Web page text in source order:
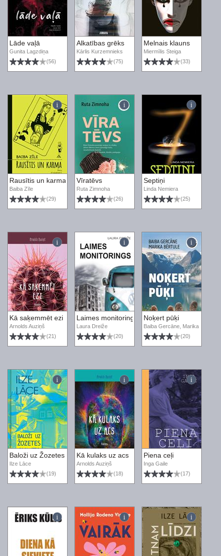
Lāde vaļā
Gunita Lagzdiņa
(56)
Alkatības grēks
Kārlis Kurzemnieks
(75)
Melnais klauns
Miermīlis Steiga
(33)
Rausītis un karma
Baiba Zīle
(29)
Vīratēvs
Ruta Zimnoha
(26)
Septiņi
Linda Nemiera
(25)
Kā saķemmēt ezi
Arnolds Auziņš
(21)
Laimes monitorings
Laura Dreiže
(20)
Noķert pūķi
Baiba Gercāne, Marika Bērtule
(20)
Baloži uz Žozetes jumta
Ilze Lāce
(19)
Kā kulaks uz acs
Arnolds Auziņš
(18)
Piena ceļi
Inga Gaile
(17)